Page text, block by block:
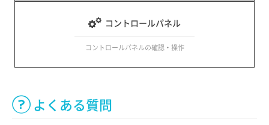
コントロールパネル
コントロールパネルの確認・操作
よくある質問